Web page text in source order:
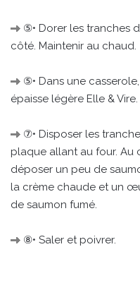
⑤• Dorer les tranches
côté. Maintenir au chaud.
⑤• Dans une
épaisse légère Elle & Vire.
⑦• Disposer les
plaque allant au four.
déposer un peu de
la crème chaude et un
de saumon fumé.
⑧• Saler et poivrer.